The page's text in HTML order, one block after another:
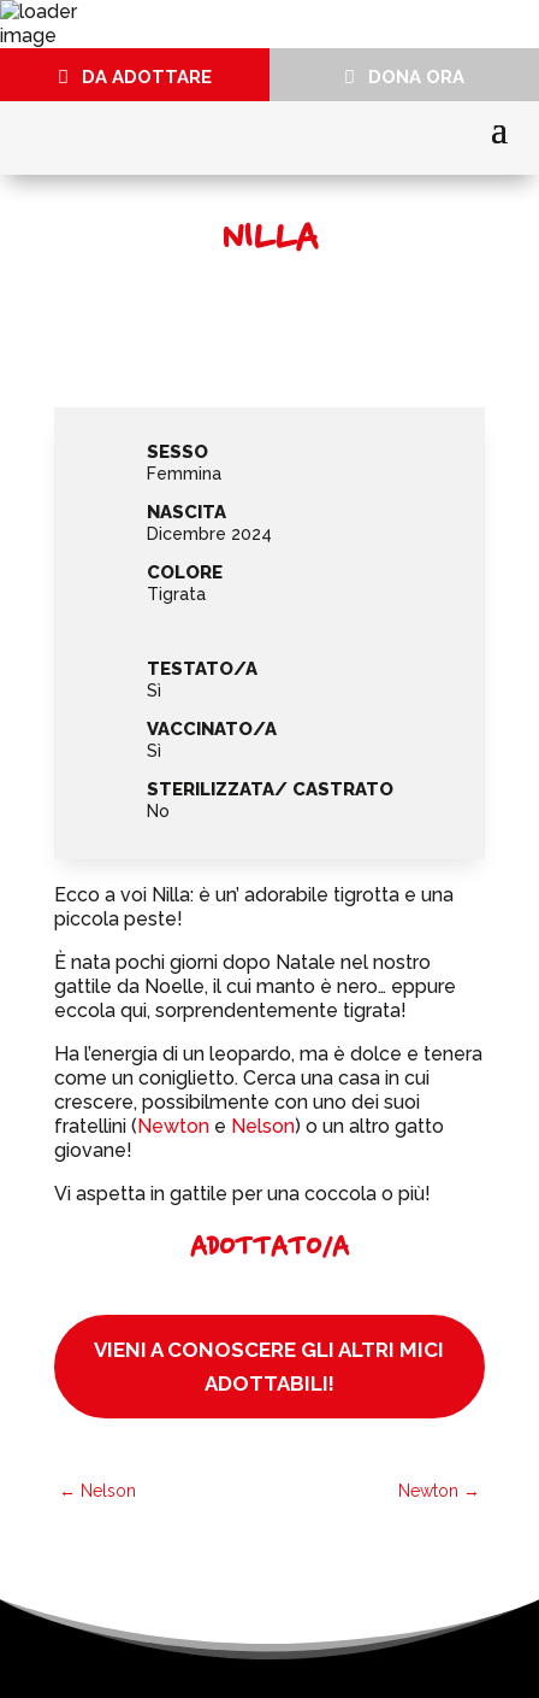
DA ADOTTARE DONA ORA
NILLA
SESSO
Femmina
NASCITA
Dicembre 2024
COLORE
Tigrata
TESTATO/A
Sì
VACCINATO/A
Sì
STERILIZZATA/ CASTRATO
No
Ecco a voi Nilla: è un’ adorabile tigrotta e una
piccola peste!
È nata pochi giorni dopo Natale nel nostro
gattile da Noelle, il cui manto è nero… eppure
eccola qui, sorprendentemente tigrata!
Ha l’energia di un leopardo, ma è dolce e tenera
come un coniglietto. Cerca una casa in cui
crescere, possibilmente con uno dei suoi
fratellini (Newtone Nelson) o un altro gatto
giovane!
Vi aspetta in gattile per una coccola o più!
ADOTTATO/A
VIENI A CONOSCERE GLI ALTRI MICI
ADOTTABILI!
← Nelson Newton →